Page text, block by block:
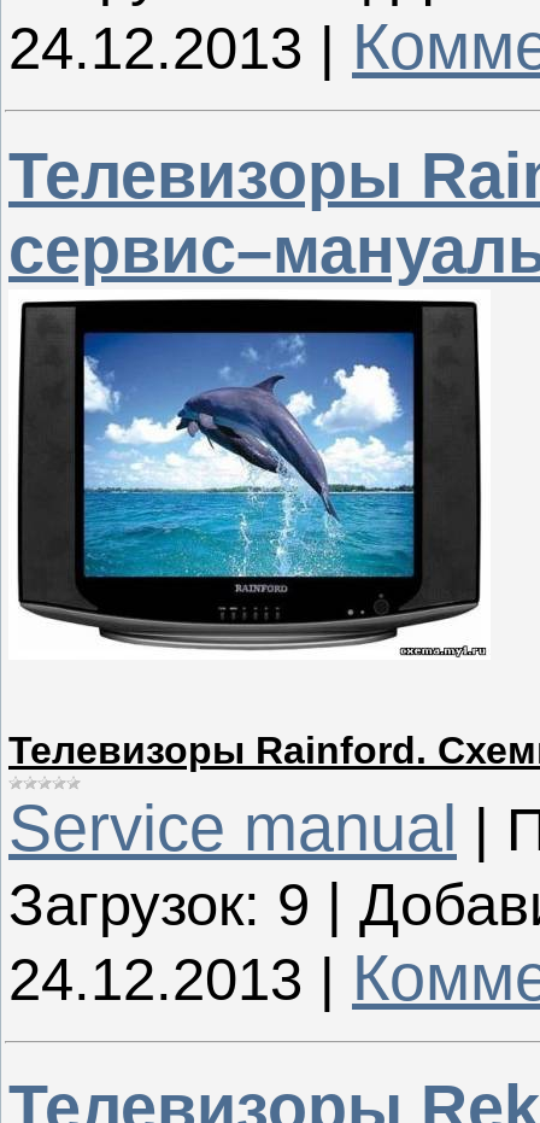
24.12.2013 |
Телевизоры
Телевизоры Rainford.
Service manual |
Загрузок: 9 |
24.12.2013 |
Телевизоры